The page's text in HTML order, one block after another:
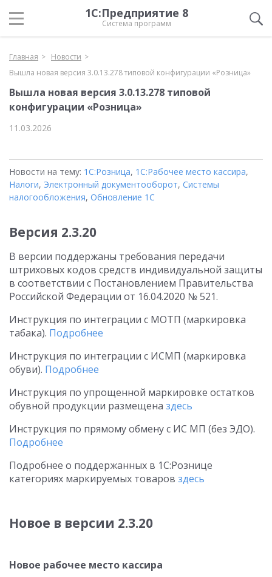
1С:Предприятие 8
Система программ
Главная
Новости
Вышла новая версия 3.0.13.278 типовой конфигурации «Розница»
Вышла новая версия 3.0.13.278 типовой
конфигурации «Розница»
11.03.2026
Новости на тему: 1С:Розница, 1С:Рабочее место кассира,
Налоги, Электронный документооборот, Системы
налогообложения, Обновление 1С
Версия 2.3.20
В версии поддержаны требования передачи
штриховых кодов средств индивидуальной защиты
в соответствии с Постановлением Правительства
Российской Федерации от 16.04.2020 № 521.
Инструкция по интеграции с МОТП (маркировка
табака). Подробнее
Инструкция по интеграции с ИСМП (маркировка
обуви). Подробнее
Инструкция по упрощенной маркировке остатков
обувной продукции размещена здесь
Инструкция по прямому обмену с ИС МП (без ЭДО).
Подробнее
Подробнее о поддержанных в 1С:Рознице
категориях маркируемых товаров здесь
Новое в версии 2.3.20
Новое рабочее место кассира